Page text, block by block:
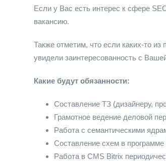
Если у Вас есть интерес к сфере
вакансию.
Также отметим, что если каких-то
увидели заинтересованность с
Какие будут обязанности:
Составление ТЗ (дизайнеру,
Грамотное ведение деловой
Работа с семантическими
Составление схем в программе
Работа в CMS Bitrix